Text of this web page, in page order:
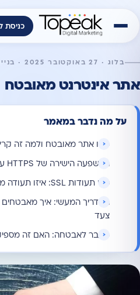
כניסת
בלוג · 27 באוקטובר 2025 · בניית אתרים
אתר אינטרנט מאובטח
על מה נדבר במאמר
מהו אתר מאובטח ולמה זה
ההשפעה הישירה של HTTPS על קידום אתרים בגוגל
סוגי תעודות SSL: איזו תעודה מתאימה לעסק שלי?
המדריך המעשי: איך
צעד
מעבר לאבטחה: האם זה